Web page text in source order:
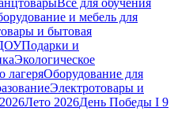
и мебель для
и бытовая
Подарки и
Экологическое
лагеряОборудование для
Электротовары и
Лето 2026День Победы I 9